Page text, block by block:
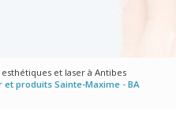
et laser à Antibes
produits Sainte-Maxime - BA